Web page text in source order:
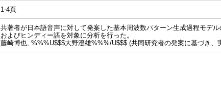
1-4頁
共著者が日本語音声に対して発案した基本周波数パターン生成過程モデ
およびヒンディー語を対象に分析を行った。
藤崎博也, %%%U$$$大野澄雄%%%/U$$$ (共同研究者の発案に基づき、